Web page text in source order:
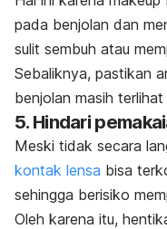
pada benjolan dan
sulit sembuh atau
Sebaliknya, pastikan
benjolan masih
5. Hindari
Meski tidak secara
kontak lensa bisa
sehingga berisiko
Oleh karena itu,